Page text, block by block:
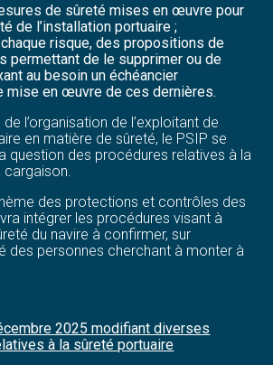
de sûreté mises en œuvre pour
de l’installation portuaire ;
risque, des propositions de
permettant de le supprimer ou de
au besoin un échéancier
mise en œuvre de ces dernières.
l’organisation de l’exploitant de
en matière de sûreté, le PSIP se
question des procédures relatives à la
cargaison.
des protections et contrôles des
intégrer les procédures visant à
du navire à confirmer, sur
des personnes cherchant à monter à
2025 modifiant diverses
à la sûreté portuaire